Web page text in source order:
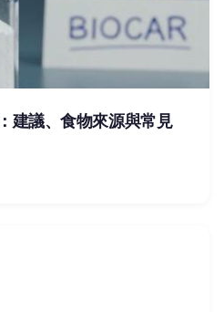
建議、食物來源與常見